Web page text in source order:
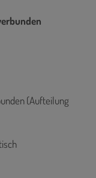
(Aufteilung